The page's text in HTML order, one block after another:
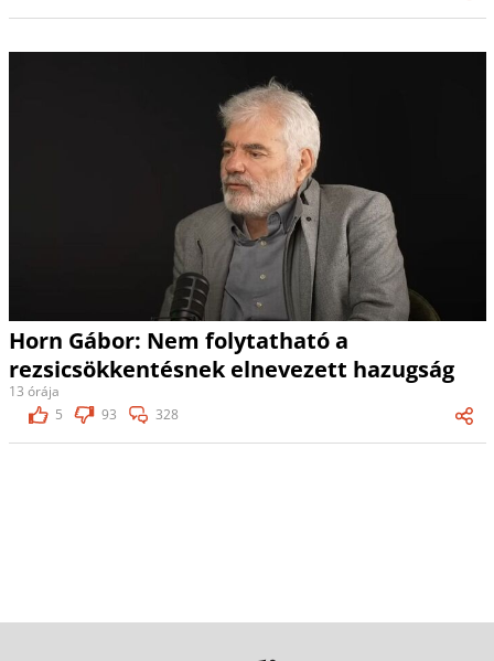
Horn Gábor: Nem folytatható a
rezsicsökkentésnek elnevezett hazugság
13 órája
5
93 328